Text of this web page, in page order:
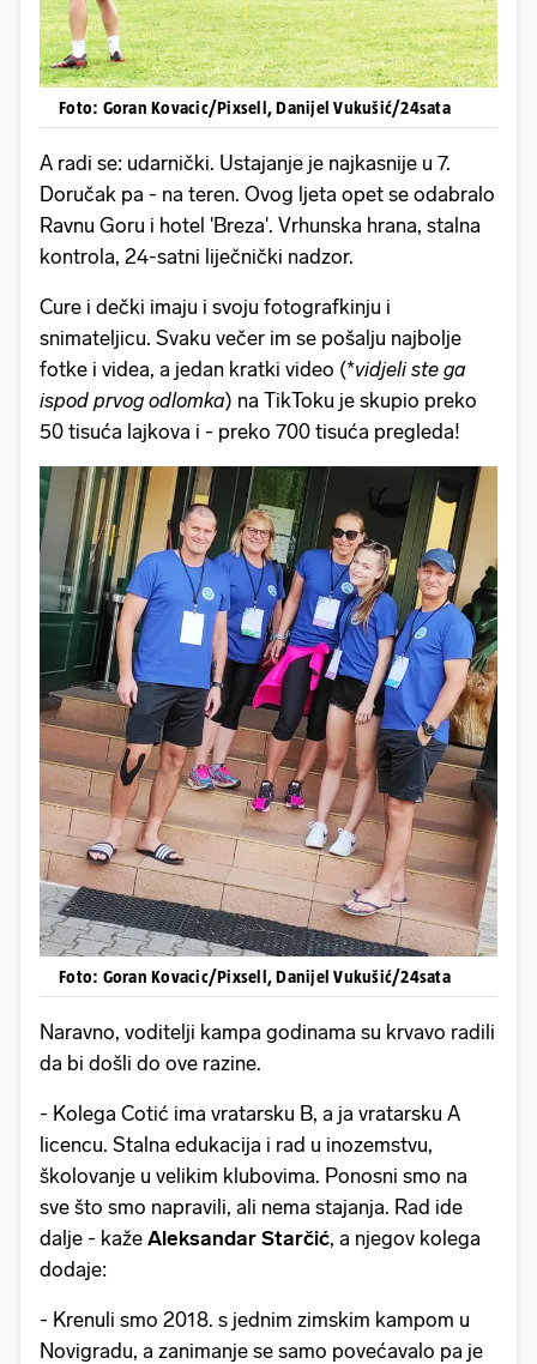
Foto: Goran Kovacic/Pixsell, Danijel Vukušić/24sata
A radi se: udarnički. Ustajanje je najkasnije u 7.
Doručak pa - na teren. Ovog ljeta opet se odabralo
Ravnu Goru i hotel 'Breza'. Vrhunska hrana, stalna
kontrola, 24-satni liječnički nadzor.
Cure i dečki imaju i svoju fotografkinju i
snimateljicu. Svaku večer im se pošalju najbolje
fotke i videa, a jedan kratki video (*vidjeli ste ga
ispod prvog odlomka) na TikToku je skupio preko
50 tisuća lajkova i - preko 700 tisuća pregleda!
Foto: Goran Kovacic/Pixsell, Danijel Vukušić/24sata
Naravno, voditelji kampa godinama su krvavo radili
da bi došli do ove razine.
- Kolega Cotić ima vratarsku B, a ja vratarsku A
licencu. Stalna edukacija i rad u inozemstvu,
školovanje u velikim klubovima. Ponosni smo na
sve što smo napravili, ali nema stajanja. Rad ide
dalje - kaže Aleksandar Starčić, a njegov kolega
dodaje:
- Krenuli smo 2018. s jednim zimskim kampom u
Novigradu, a zanimanje se samo povećavalo pa je